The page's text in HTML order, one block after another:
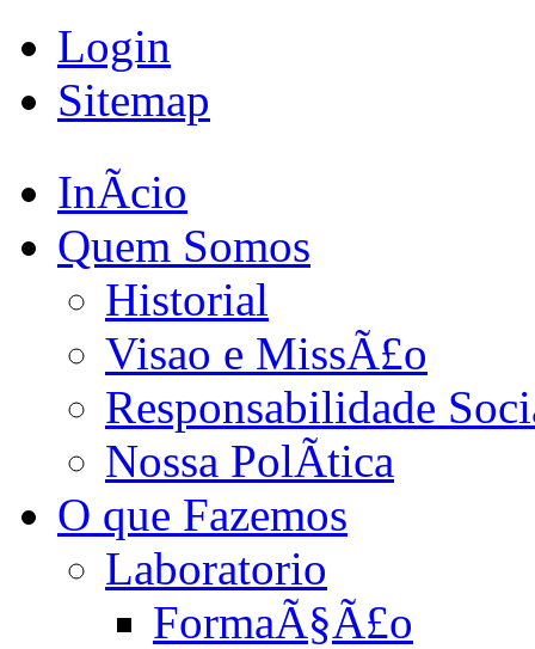
Login
Sitemap
InÃ­cio
Quem Somos
Historial
Visao e MissÃ£o
Responsabilidade
Nossa PolÃ­tica
O que Fazemos
Laboratorio
FormaÃ§Ã£o